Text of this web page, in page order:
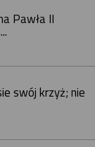
Pawła II
swój krzyż; nie